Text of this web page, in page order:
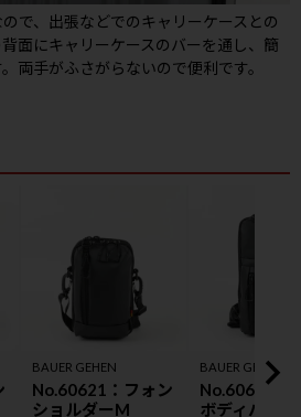
で、出張などでのキャリーケースとの
面にキャリーケースのバーを通し、簡
両手がふさがらないので便利です。
BAUER GEHEN
No.60621：フォン
ショルダーM
BAUER GEHEN
No.60622：
ボディバッグ